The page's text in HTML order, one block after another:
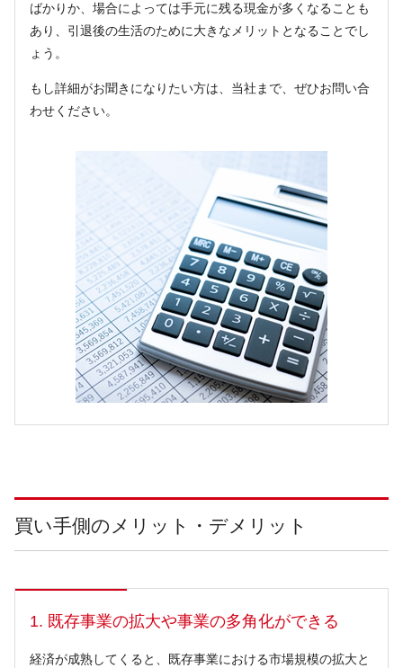
ばかりか、場合によっては手元に残る現金が多くなることも
あり、引退後の生活のために大きなメリットとなることでし
ょう。
もし詳細がお聞きになりたい方は、当社まで、ぜひお問い合
わせください。
買い手側のメリット・デメリット
1. 既存事業の拡大や事業の多角化ができる
経済が成熟してくると、既存事業における市場規模の拡大と